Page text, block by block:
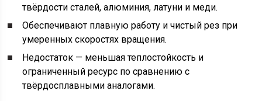
твёрдости сталей, алюминия, латуни и меди.
Обеспечивают плавную работу и чистый рез при
умеренных скоростях вращения.
Недостаток — меньшая теплостойкость и
ограниченный ресурс по сравнению с
твёрдосплавными аналогами.